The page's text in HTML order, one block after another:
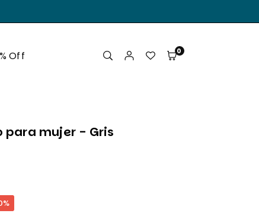
Off 0
para mujer - Gris
%